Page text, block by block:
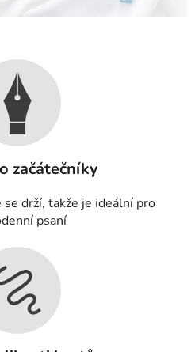
začátečníky
drží, takže je ideální pro
psaní